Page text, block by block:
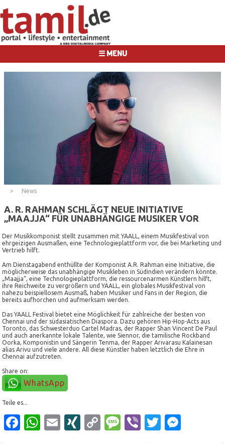
☰ MENU
News
A. R. RAHMAN SCHLÄGT NEUE INITIATIVE
„MAAJJA“ FÜR UNABHÄNGIGE MUSIKER VOR
Der Musikkomponist stellt zusammen mit YAALL, einem Musikfestival von
ehrgeizigen Ausmaßen, eine Technologieplattform vor, die bei Marketing und
Vertrieb hilft.
Am Dienstagabend enthüllte der Komponist A.R. Rahman eine Initiative, die
möglicherweise das unabhängige Musikleben in Südindien verändern könnte.
„Maajja“, eine Technologieplattform, die ressourcenarmen Künstlern hilft,
ihre Reichweite zu vergrößern und YAALL, ein globales Musikfestival von
nahezu beispiellosem Ausmaß, haben Musiker und Fans in der Region, die
bereits aufhorchen und aufmerksam werden.
Das YAALL Festival bietet eine Möglichkeit für zahlreiche der besten von
Chennai und der südasiatischen Diaspora. Dazu gehören Hip-Hop-Acts aus
Toronto, das Schwesterduo Cartel Madras, der Rapper Shan Vincent De Paul
und auch anerkannte lokale Talente, wie Siennor, die tamilische Rockband
Oorka, Komponistin und Sängerin Tenma, der Rapper Arivarasu Kalainesan
alias Arivu und viele andere. All diese Künstler haben letztlich die Ehre in
Chennai aufzutreten.
Share on:
WhatsApp
Teile es...
Facebook
WhatsApp
EmailXINGCopyMessage
ViberTwitter